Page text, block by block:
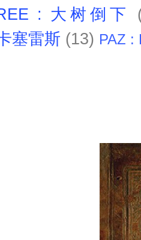
: 大树倒下
塞雷斯 (13) PAZ :